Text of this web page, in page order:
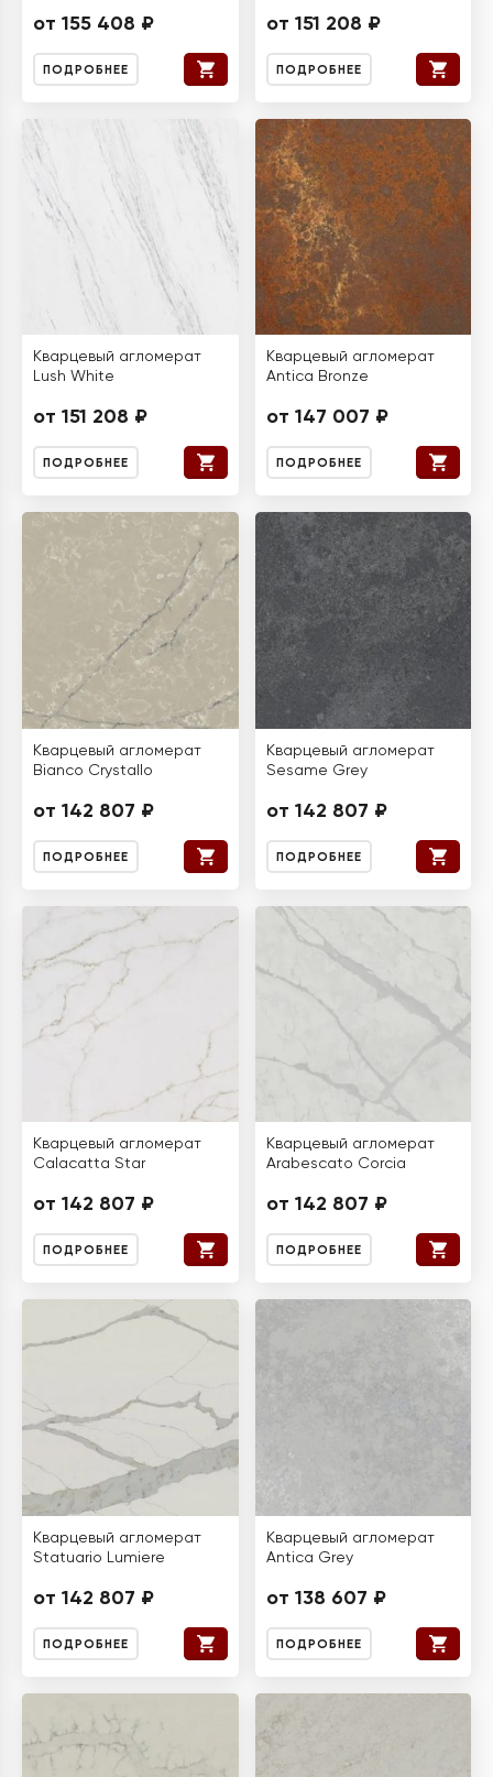
от 155 408 ₽
ПОДРОБНЕЕ
от 151 208 ₽
ПОДРОБНЕЕ
Кварцевый агломерат
Lush White
от 151 208 ₽
ПОДРОБНЕЕ
Кварцевый агломерат
Antica Bronze
от 147 007 ₽
ПОДРОБНЕЕ
Кварцевый агломерат
Bianco Crystallo
от 142 807 ₽
ПОДРОБНЕЕ
Кварцевый агломерат
Sesame Grey
от 142 807 ₽
ПОДРОБНЕЕ
Кварцевый агломерат
Calacatta Star
от 142 807 ₽
ПОДРОБНЕЕ
Кварцевый агломерат
Arabescato Corcia
от 142 807 ₽
ПОДРОБНЕЕ
Кварцевый агломерат
Statuario Lumiere
от 142 807 ₽
ПОДРОБНЕЕ
Кварцевый агломерат
Antica Grey
от 138 607 ₽
ПОДРОБНЕЕ